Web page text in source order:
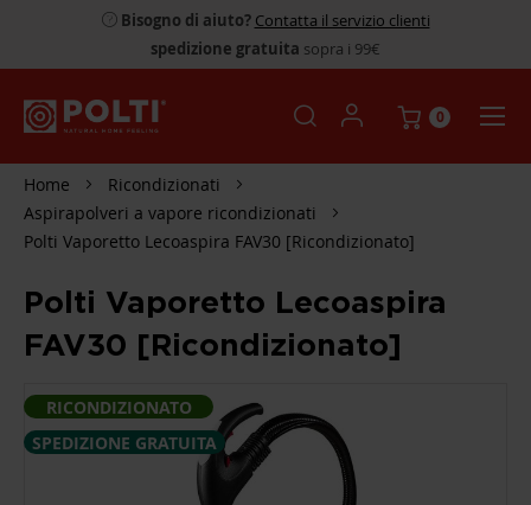
Bisogno di aiuto? Contatta il servizio clienti
spedizione gratuita sopra i 99€
0
Home
Ricondizionati
Aspirapolveri a vapore ricondizionati
Polti Vaporetto Lecoaspira FAV30 [Ricondizionato]
Polti Vaporetto Lecoaspira
FAV30 [Ricondizionato]
SKIP
TO
THE
END
RICONDIZIONATO
SPEDIZIONE GRATUITA